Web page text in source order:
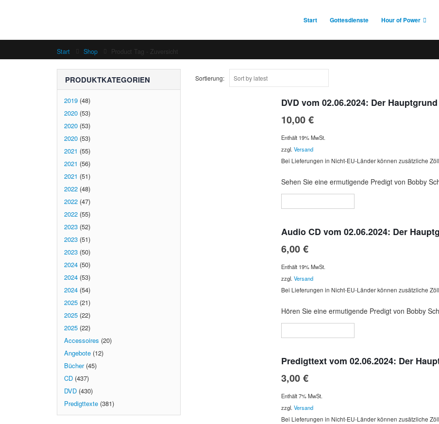
Start Gottesdienste Hour of Power
Start Shop Product Tag - Zuversicht
Sortierung:
DVD vom 02.06.2024: Der
10,00€
Enthält 19% MwSt.
zzgl.Versand
Bei Lieferungen in Nicht-EU-Länder können zusätzliche
Sehen Sie eine ermutigende Predigt von Bobby
Audio CD vom 02.06.2024: Der
6,00€
Enthält 19% MwSt.
zzgl.Versand
Bei Lieferungen in Nicht-EU-Länder können zusätzliche
Hören Sie eine ermutigende Predigt von Bobby
Predigttext vom 02.06.2024: Der
3,00€
Enthält 7% MwSt.
zzgl.Versand
Bei Lieferungen in Nicht-EU-Länder können zusätzliche
PRODUKTKATEGORIEN
2019 (48)
2020 (53)
2020 (53)
2020 (53)
2021 (55)
2021 (56)
2021 (51)
2022 (48)
2022 (47)
2022 (55)
2023 (52)
2023 (51)
2023 (50)
2024 (50)
2024 (53)
2024 (54)
2025 (21)
2025 (22)
2025 (22)
Accessoires (20)
Angebote (12)
Bücher (45)
CD (437)
DVD (430)
Predigttexte (381)